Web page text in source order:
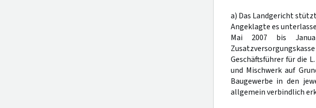
a) Das Landgericht
Angeklagte es
Mai 2007 bis
Geschäftsführer für die
und Mischwerk auf
Baugewerbe in den
allgemein verbindlich